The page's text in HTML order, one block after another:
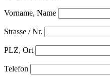
Vorname, Name
Strasse / Nr.
PLZ, Ort
Telefon